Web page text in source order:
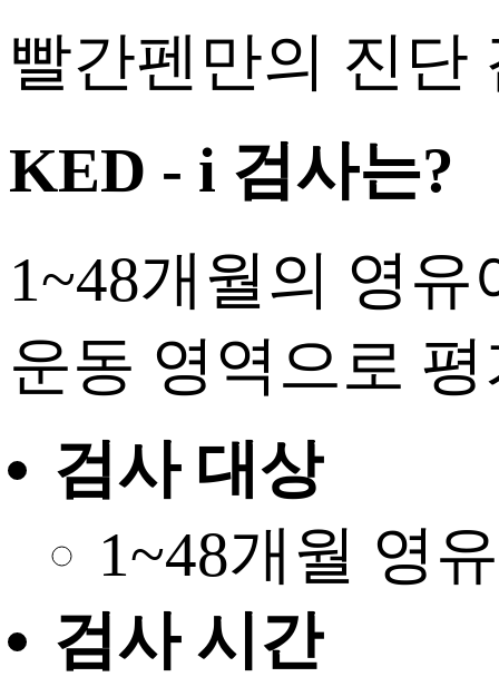
빨간펜만의 진단
KED - i 검사는?
1~48개월의 영
운동 영역으로
검사 대상
1~48개월 영
검사 시간